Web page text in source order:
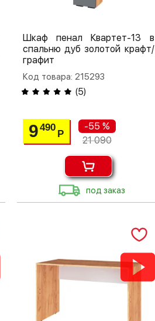
Шкаф пенал Квартет-13 в
спальню дуб золотой крафт/
графит
Код товара: 215293
(5)
9490
Р
-55 %
21 090
под заказ